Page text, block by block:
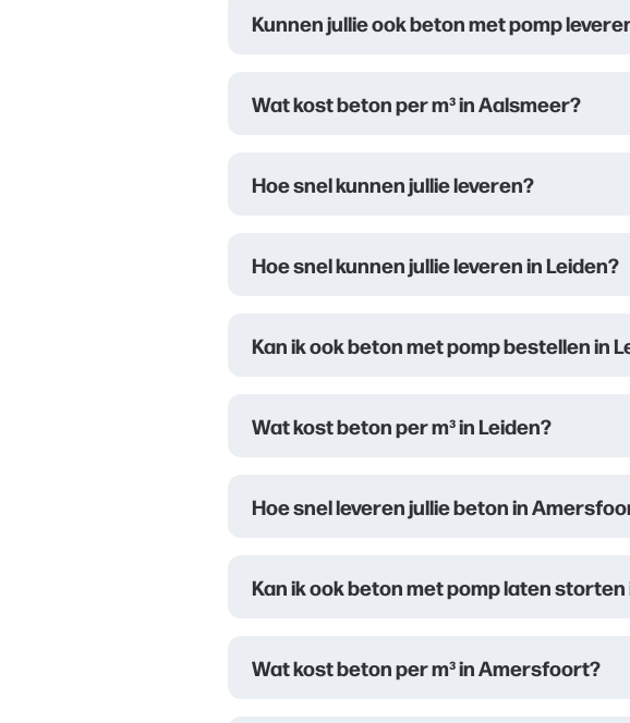
Kunnen jullie ook beton met pomp
Wat kost beton per m³ in Aalsmeer?
Hoe snel kunnen jullie leveren?
Hoe snel kunnen jullie leveren in Leiden?
Kan ik ook beton met pomp bestellen in
Wat kost beton per m³ in Leiden?
Hoe snel leveren jullie beton in
Kan ik ook beton met pomp laten
Wat kost beton per m³ in Amersfoort?